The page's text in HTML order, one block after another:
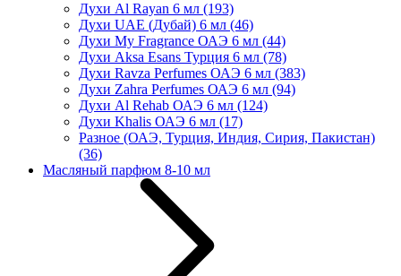
Духи Al Rayan 6 мл (193)
Духи UAE (Дубай) 6 мл (46)
Духи My Fragrance ОАЭ 6 мл (44)
Духи Aksa Esans Турция 6 мл (78)
Духи Ravza Perfumes ОАЭ 6 мл (383)
Духи Zahra Perfumes ОАЭ 6 мл (94)
Духи Al Rehab ОАЭ 6 мл (124)
Духи Khalis ОАЭ 6 мл (17)
Разное (ОАЭ, Турция, Индия, Сирия, Пакистан)
(36)
Масляный парфюм 8-10 мл